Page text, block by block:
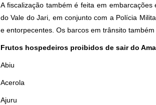
A fiscalização também é feita em
do Vale do Jari, em conjunto com a Polícia
e entorpecentes. Os barcos em trânsito
Frutos hospedeiros proibidos de sair do
Abiu
Acerola
Ajuru